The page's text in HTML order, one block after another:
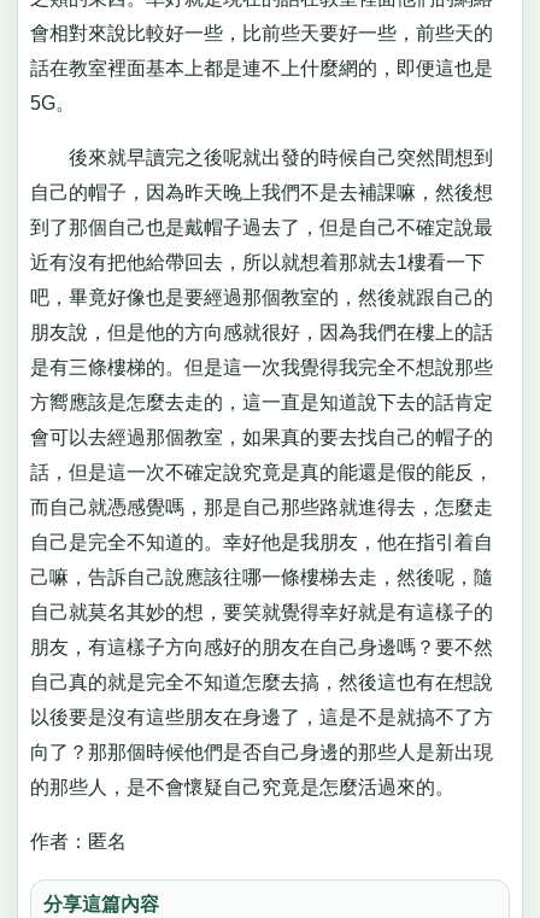
會相對來說比較好一些，比前些天要好一些，前些天的
話在教室裡面基本上都是連不上什麼網的，即便這也是
5G。
後來就早讀完之後呢就出發的時候自己突然間想到
自己的帽子，因為昨天晚上我們不是去補課嘛，然後想
到了那個自己也是戴帽子過去了，但是自己不確定說最
近有沒有把他給帶回去，所以就想着那就去1樓看一下
吧，畢竟好像也是要經過那個教室的，然後就跟自己的
朋友說，但是他的方向感就很好，因為我們在樓上的話
是有三條樓梯的。但是這一次我覺得我完全不想說那些
方嚮應該是怎麼去走的，這一直是知道說下去的話肯定
會可以去經過那個教室，如果真的要去找自己的帽子的
話，但是這一次不確定說究竟是真的能還是假的能反，
而自己就憑感覺嗎，那是自己那些路就進得去，怎麼走
自己是完全不知道的。幸好他是我朋友，他在指引着自
己嘛，告訴自己說應該往哪一條樓梯去走，然後呢，隨
自己就莫名其妙的想，要笑就覺得幸好就是有這樣子的
朋友，有這樣子方向感好的朋友在自己身邊嗎？要不然
自己真的就是完全不知道怎麼去搞，然後這也有在想說
以後要是沒有這些朋友在身邊了，這是不是就搞不了方
向了？那那個時候他們是否自己身邊的那些人是新出現
的那些人，是不會懷疑自己究竟是怎麼活過來的。
作者：匿名
分享這篇內容